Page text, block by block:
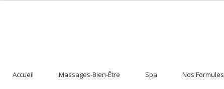
la
contenu
Accueil Massages-Bien-Être Spa Nos Formules